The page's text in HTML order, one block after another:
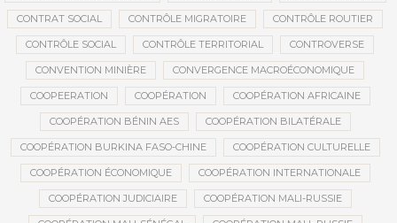
CONTRAT SOCIAL CONTRÔLE MIGRATOIRE CONTRÔLE ROUTIER
CONTRÔLE SOCIAL CONTRÔLE TERRITORIAL CONTROVERSE
CONVENTION MINIÈRE CONVERGENCE MACROÉCONOMIQUE
COOPEERATION COOPÉRATION COOPÉRATION AFRICAINE
COOPÉRATION BÉNIN AES COOPÉRATION BILATÉRALE
COOPÉRATION BURKINA FASO-CHINE COOPÉRATION CULTURELLE
COOPÉRATION ÉCONOMIQUE COOPÉRATION INTERNATIONALE
COOPÉRATION JUDICIAIRE COOPÉRATION MALI-RUSSIE